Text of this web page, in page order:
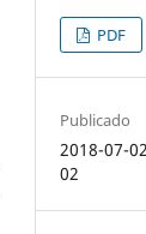
PDF
Publicado
2018-07-
02